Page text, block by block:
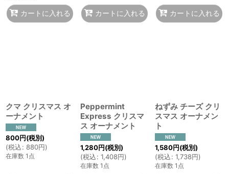
カートに入れる カートに入れる カートに入れる
クマ クリスマス オ
ーナメント
800円(税別)
(税込: 880円)
在庫数 1点
Peppermint
Express クリスマ
ス オーナメント
1,280円(税別)
(税込: 1,408円)
在庫数 1点
ねずみ チーズ クリ
スマス オーナメン
ト
1,580円(税別)
(税込: 1,738円)
在庫数 1点